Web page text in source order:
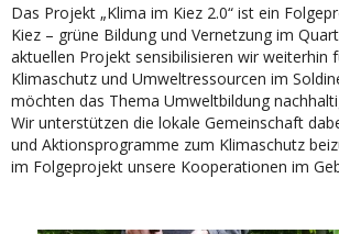
Das Projekt „Klima im Kiez 2.0“ ist ein
Kiez – grüne Bildung und Vernetzung im
aktuellen Projekt sensibilisieren wir weiterhin
Klimaschutz und Umweltressourcen im
möchten das Thema Umweltbildung
Wir unterstützen die lokale Gemeinschaft
und Aktionsprogramme zum Klimaschutz
im Folgeprojekt unsere Kooperationen im